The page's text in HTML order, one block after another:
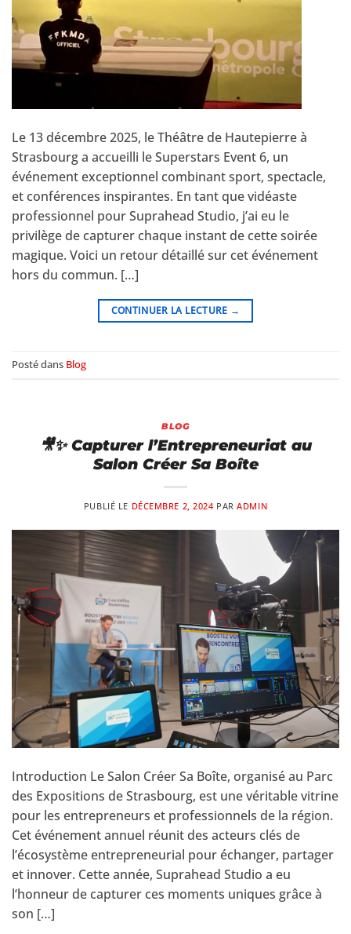
Le 13 décembre 2025, le Théâtre de Hautepierre à
Strasbourg a accueilli le Superstars Event 6, un
événement exceptionnel combinant sport, spectacle,
et conférences inspirantes. En tant que vidéaste
professionnel pour Suprahead Studio, j’ai eu le
privilège de capturer chaque instant de cette soirée
magique. Voici un retour détaillé sur cet événement
hors du commun. […]
CONTINUER LA LECTURE →
Posté dans Blog
BLOG
🎥✨ Capturer l’Entrepreneuriat au
Salon Créer Sa Boîte
PUBLIÉ LE DÉCEMBRE 2, 2024 PARADMIN
Introduction Le Salon Créer Sa Boîte, organisé au Parc
des Expositions de Strasbourg, est une véritable vitrine
pour les entrepreneurs et professionnels de la région.
Cet événement annuel réunit des acteurs clés de
l’écosystème entrepreneurial pour échanger, partager
et innover. Cette année, Suprahead Studio a eu
l’honneur de capturer ces moments uniques grâce à
son […]